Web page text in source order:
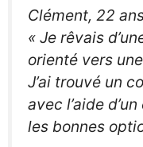
Clément, 22
« Je rêvais
orienté vers
J’ai trouvé un
avec l’aide
les bonnes